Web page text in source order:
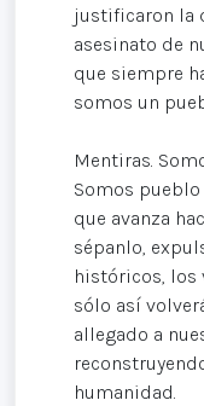
justificaron la
asesinato de
que siempre
somos un
Mentiras.
Somos
que avanza
sépanlo,
históricos, los
sólo así
allegado a
humanidad.